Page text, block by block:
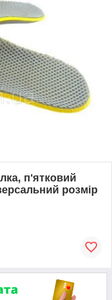
п'ятковий
розмір